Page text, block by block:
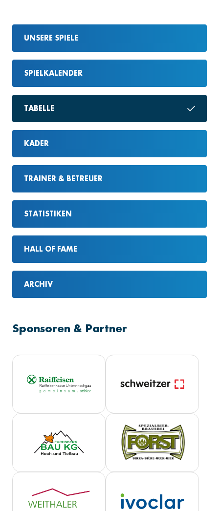
UNSERE SPIELE
SPIELKALENDER
TABELLE
KADER
TRAINER & BETREUER
STATISTIKEN
HALL OF FAME
ARCHIV
Sponsoren & Partner